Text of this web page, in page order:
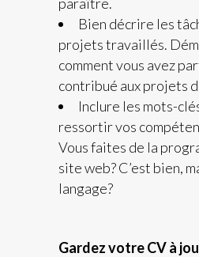
Bien décrire les
projets travaillés.
comment vous avez
contribué aux projets
Inclure les mots-
ressortir vos
Vous faites de la
site web? C’est bien,
langage?
Gardez votre CV à